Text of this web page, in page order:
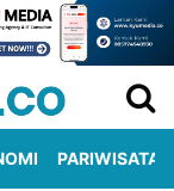
PARIWISATA